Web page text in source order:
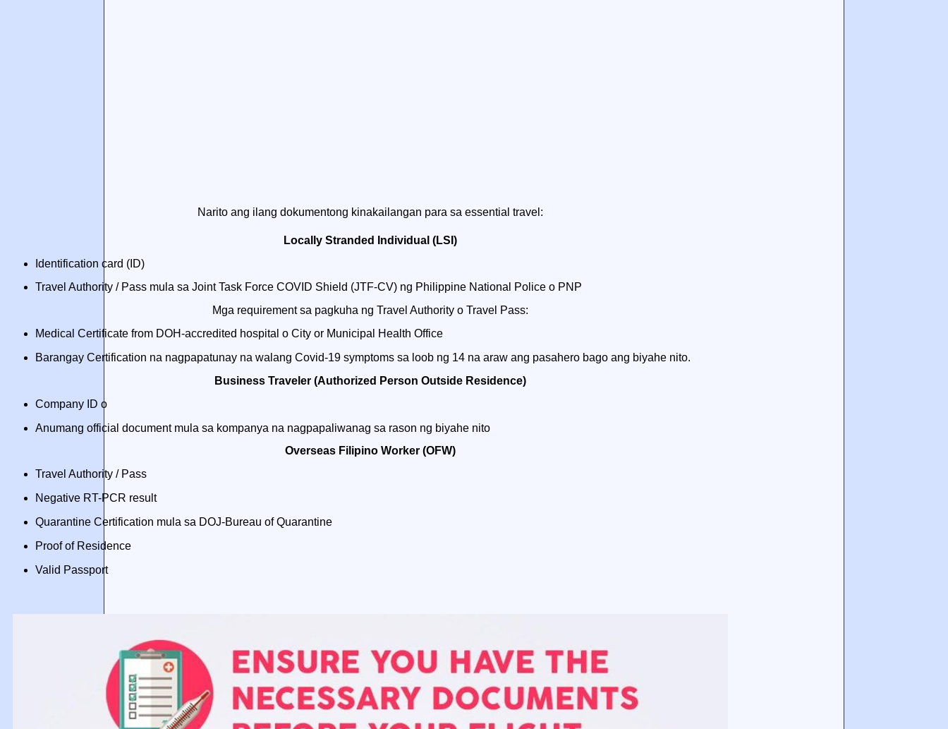
Narito ang ilang dokumentong kinakailangan para sa essential travel:
Locally Stranded Individual (LSI)
Identification card (ID)
Travel Authority / Pass mula sa Joint Task Force COVID Shield (JTF-CV) ng Philippine National Police o PNP
Mga requirement sa pagkuha ng Travel Authority o Travel Pass:
Medical Certificate from DOH-accredited hospital o City or Municipal Health Office
Barangay Certification na nagpapatunay na walang Covid-19 symptoms sa loob ng 14 na araw ang pasahero bago ang biyahe nito.
Business Traveler (Authorized Person Outside Residence)
Company ID o
Anumang official document mula sa kompanya na nagpapaliwanag sa rason ng biyahe nito
Overseas Filipino Worker (OFW)
Travel Authority / Pass
Negative RT-PCR result
Quarantine Certification mula sa DOJ-Bureau of Quarantine
Proof of Residence
Valid Passport